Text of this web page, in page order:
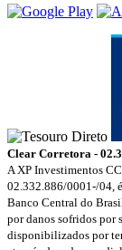
Clear Corretora -
A XP Investimentos
02.332.886/0001-/­04,
Banco Central do
por danos sofridos por
disponibilizados por